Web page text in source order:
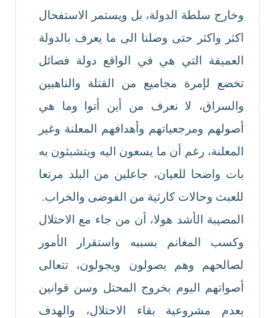
وخارج سلطة الدولة، بل ويستمر الاستفحال
اكثر واكثر حتى وصلنا الى ما يعرف بالدولة
العميقة التي هي في الواقع دولة فصائل
تخضع لإمرة مجاميع من القتلة والناهبين
والسراق، لا نعرف من أين أتوا وما هي
أصولهم ومرجعياتهم وأهدافهم المعلنة وغير
المعلنة، رغم أن ما يسعون اليه ويتشبثون به
بات واضحا للعيان، جاعلين من البلد مرتعا
للعبث وحالات كارثية من الفوضى والخراب.
المصيبة الأشد هولا، أن من جاء مع الاحتلال
وكسب المغانم بسببه واستقرار الأمور
لصالحهم وهم يصولون ويجولون، تتعالى
أصواتهم اليوم بخروج المحتل وسن قوانين
بعدم مشروعية بقاء الاحتلال، والهدف